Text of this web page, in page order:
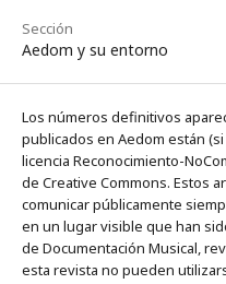
Sección
Aedom y su entorno
Los números definitivos
publicados en Aedom están
licencia Reconocimiento-
de Creative Commons. Estos
comunicar públicamente
en un lugar visible que han
de Documentación Musical,
esta revista no pueden